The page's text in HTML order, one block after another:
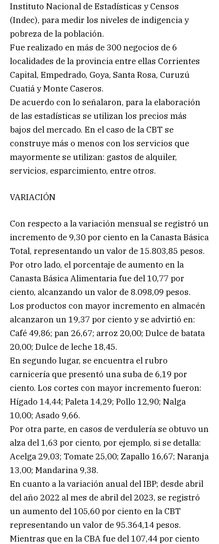
Instituto Nacional de Estadísticas y Censos
(Indec), para medir los niveles de indigencia y
pobreza de la población.
Fue realizado en más de 300 negocios de 6
localidades de la provincia entre ellas Corrientes
Capital, Empedrado, Goya, Santa Rosa, Curuzú
Cuatiá y Monte Caseros.
De acuerdo con lo señalaron, para la elaboración
de las estadísticas se utilizan los precios más
bajos del mercado. En el caso de la CBT se
construye más o menos con los servicios que
mayormente se utilizan: gastos de alquiler,
servicios, esparcimiento, entre otros.
VARIACIÓN
Con respecto a la variación mensual se registró un
incremento de 9,30 por ciento en la Canasta Básica
Total, representando un valor de 15.803,85 pesos.
Por otro lado, el porcentaje de aumento en la
Canasta Básica Alimentaria fue del 10,77 por
ciento, alcanzando un valor de 8.098,09 pesos.
Los productos con mayor incremento en almacén
alcanzaron un 19,37 por ciento y se advirtió en:
Café 49,86; pan 26,67; arroz 20,00; Dulce de batata
20,00; Dulce de leche 18,45.
En segundo lugar, se encuentra el rubro
carnicería que presentó una suba de 6,19 por
ciento. Los cortes con mayor incremento fueron:
Hígado 14,44; Paleta 14,29; Pollo 12,90; Nalga
10,00; Asado 9,66.
Por otra parte, en casos de verdulería se obtuvo un
alza del 1,63 por ciento, por ejemplo, si se detalla:
Acelga 29,03; Tomate 25,00; Zapallo 16,67; Naranja
13,00; Mandarina 9,38.
En cuanto a la variación anual del IBP; desde abril
del año 2022 al mes de abril del 2023, se registró
un aumento del 105,60 por ciento en la CBT
representando un valor de 95.364,14 pesos.
Mientras que en la CBA fue del 107,44 por ciento